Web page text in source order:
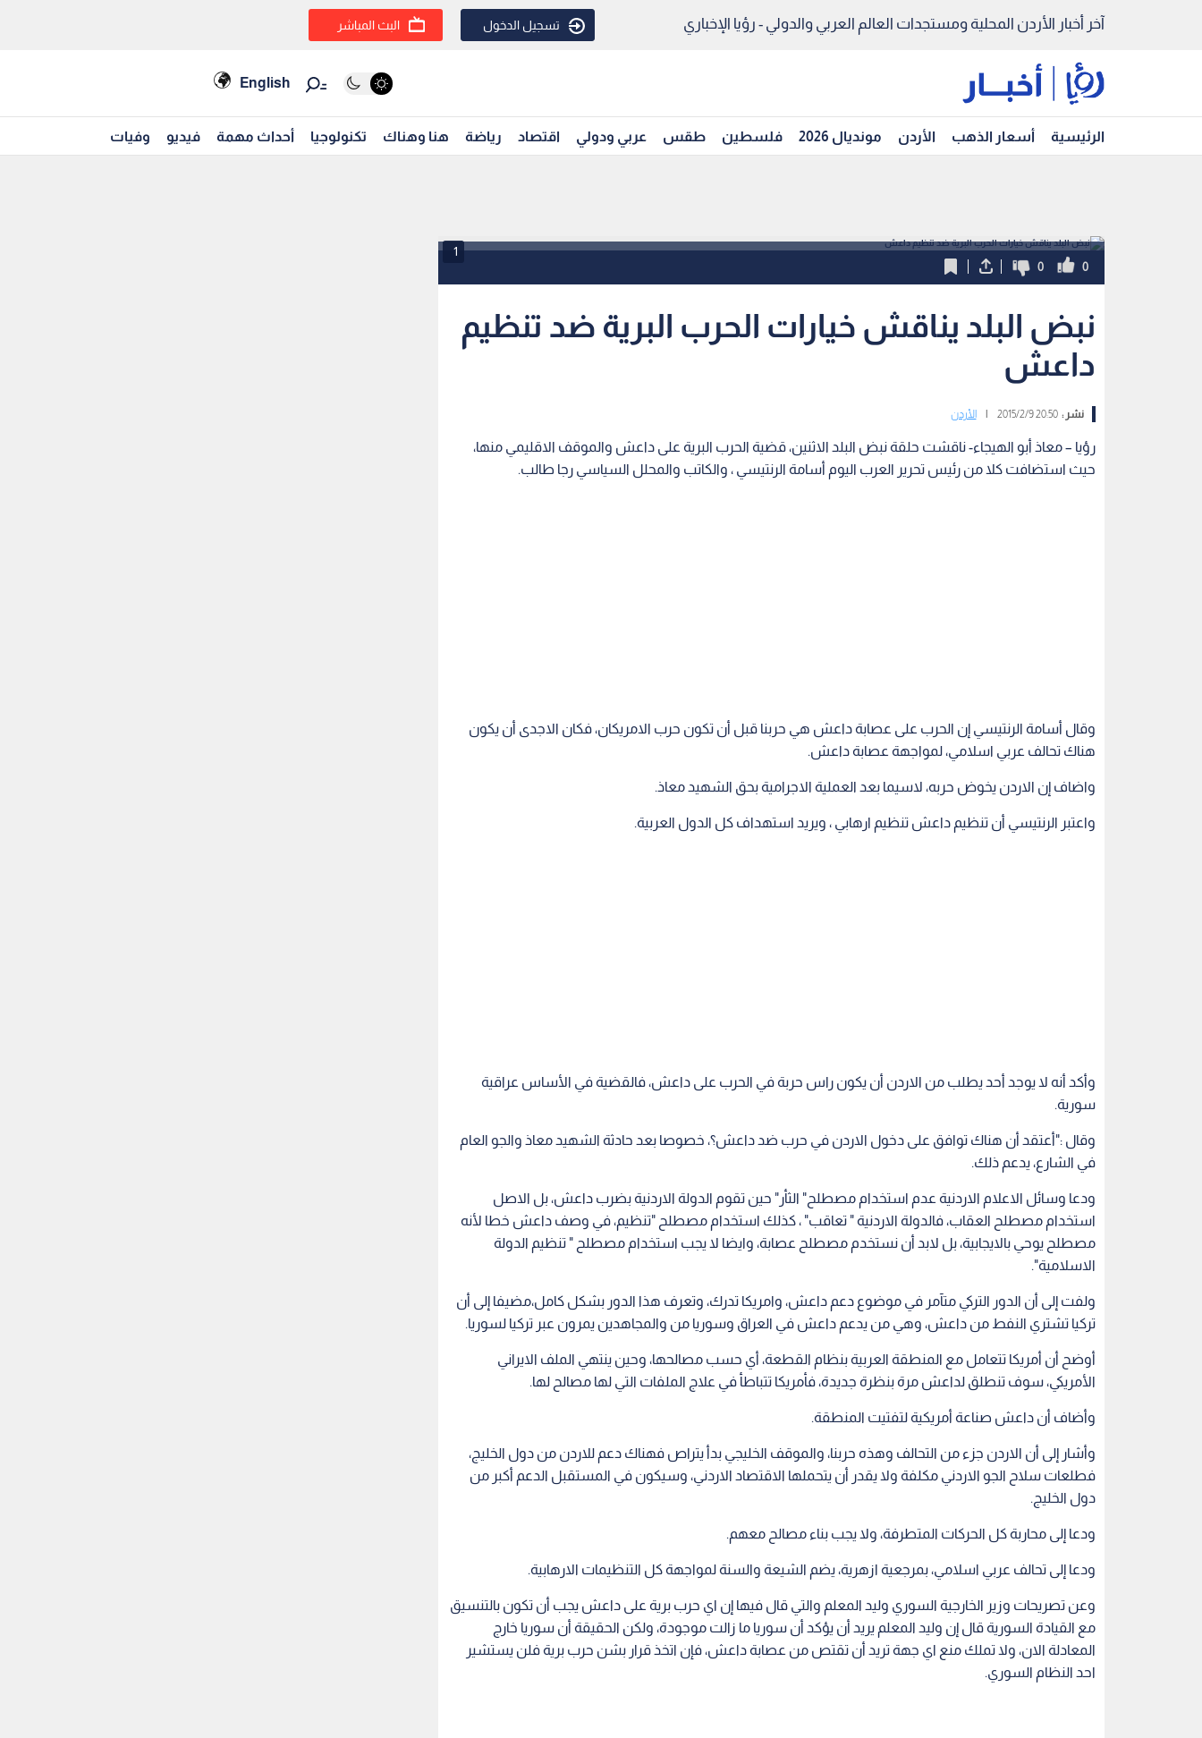
آخر أخبار الأردن المحلية ومستجدات العالم العربي والدولي - رؤيا الإخباري تسجيل الدخول البث المباشر
English
الرئيسية أسعار الذهب الأردن مونديال 2026 فلسطين طقس عربي ودولي اقتصاد رياضة هنا وهناك تكنولوجيا أحداث مهمة فيديو وفيات
1
0
0
نبض البلد يناقش خيارات الحرب البرية ضد تنظيم
داعش
نشر :20:50 2015/2/9 الأردن
رؤيا – معاذ أبو الهيجاء- ناقشت حلقة نبض البلد الاثنين، قضية الحرب البرية على داعش والموقف الاقليمي منها،
حيث استضافت كلا من رئيس تحرير العرب اليوم أسامة الرنتيسي ، والكاتب والمحلل السياسي رجا طالب.
وقال أسامة الرنتيسي إن الحرب على عصابة داعش هي حربنا قبل أن تكون حرب الامريكان، فكان الاجدى أن يكون
هناك تحالف عربي اسلامي، لمواجهة عصابة داعش.
واضاف إن الاردن يخوض حربه، لاسيما بعد العملية الاجرامية بحق الشهيد معاذ.
واعتبر الرنتيسي أن تنظيم داعش تنظيم ارهابي ، ويريد استهداف كل الدول العربية.
وأكد أنه لا يوجد أحد يطلب من الاردن أن يكون راس حربة في الحرب على داعش، فالقضية في الأساس عراقية
سورية.
وقال :"أعتقد أن هناك توافق على دخول الاردن في حرب ضد داعش؟، خصوصا بعد حادثة الشهيد معاذ والجو العام
في الشارع، يدعم ذلك.
ودعا وسائل الاعلام الاردنية عدم استخدام مصطلح" الثأر" حين تقوم الدولة الاردنية بضرب داعش، بل الاصل
استخدام مصطلح العقاب، فالدولة الاردنية " تعاقب" ، كذلك استخدام مصطلح "تنظيم، في وصف داعش خطا لأنه
مصطلح يوحي بالايجابية، بل لابد أن نستخدم مصطلح عصابة، وايضا لا يجب استخدام مصطلح " تنظيم الدولة
الاسلامية".
ولفت إلى أن الدور التركي متآمر في موضوع دعم داعش، وامريكا تدرك، وتعرف هذا الدور بشكل كامل،مضيفا إلى أن
تركيا تشتري النفط من داعش، وهي من يدعم داعش في العراق وسوريا من والمجاهدين يمرون عبر تركيا لسوريا.
أوضح أن أمريكا تتعامل مع المنطقة العربية بنظام القطعة، أي حسب مصالحها، وحين ينتهي الملف الايراني
الأمريكي، سوف تنطلق لداعش مرة بنظرة جديدة، فأمريكا تتباطأ في علاج الملفات التي لها مصالح لها.
وأضاف أن داعش صناعة أمريكية لتفتيت المنطقة.
وأشار إلى أن الاردن جزء من التحالف وهذه حربنا، والموقف الخليجي بدأ يتراص فهناك دعم للاردن من دول الخليج،
فطلعات سلاح الجو الاردني مكلفة ولا يقدر أن يتحملها الاقتصاد الاردني، وسيكون في المستقبل الدعم أكبر من
دول الخليج.
ودعا إلى محاربة كل الحركات المتطرفة، ولا يجب بناء مصالح معهم.
ودعا إلى تحالف عربي اسلامي، بمرجعية ازهرية، يضم الشيعة والسنة لمواجهة كل التنظيمات الارهابية.
وعن تصريحات وزير الخارجية السوري وليد المعلم والتي قال فيها إن اي حرب برية على داعش يجب أن تكون بالتنسيق
مع القيادة السورية قال إن وليد المعلم يريد أن يؤكد أن سوريا ما زالت موجودة، ولكن الحقيقة أن سوريا خارج
المعادلة الان، ولا تملك منع اي جهة تريد أن تقتص من عصابة داعش، فإن اتخذ قرار بشن حرب برية فلن يستشير
احد النظام السوري.